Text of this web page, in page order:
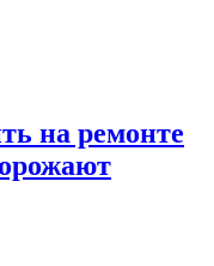
на ремонте